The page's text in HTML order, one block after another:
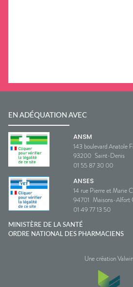
EN ADÉQUATION AVEC
ANSM
143 boulevard Anatole
93200 Saint-Denis
01 55 87 30 00
ANSES
14 rue Pierre et Marie
94701 Maisons-Alfort
01 49 77 13 50
MINISTÈRE DE LA SANTÉ
ORDRE NATIONAL DES PHARMACIENS
Une création Valwin